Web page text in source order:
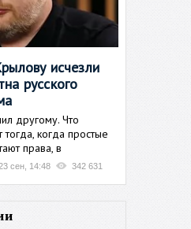
исчезли
русского
другому. Что
тогда, когда простые
права, в
сен, 14:48 342 631